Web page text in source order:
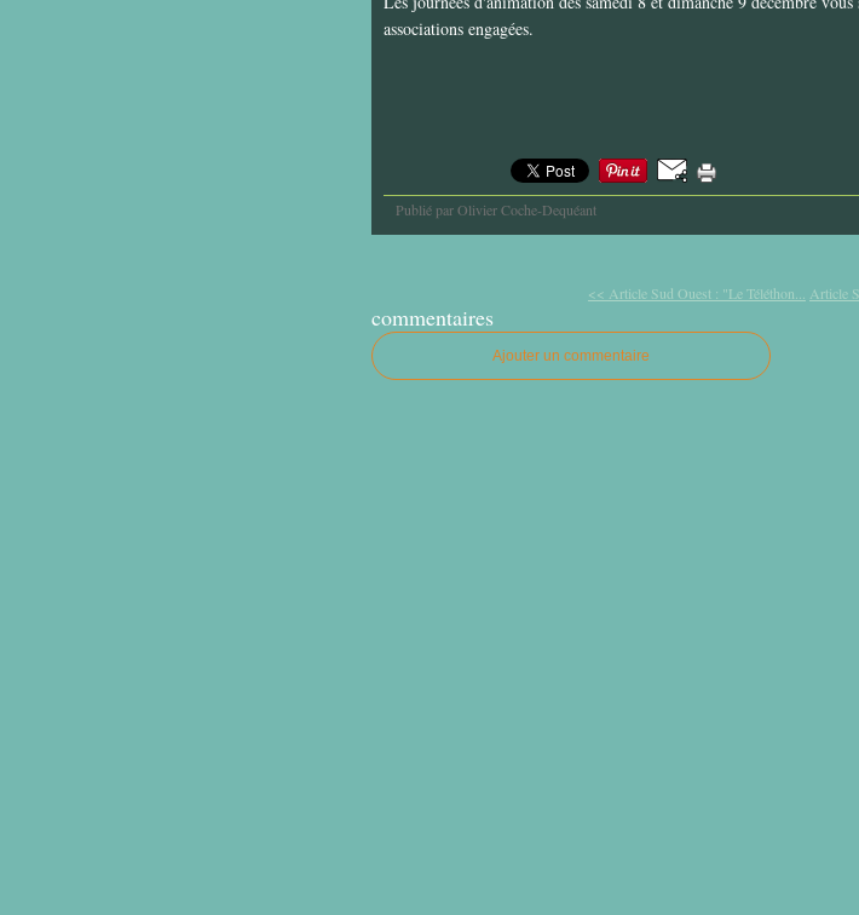
associations engagées.
Publié par Olivier Coche-Dequéant
<< Article Sud Ouest : "Le Téléthon... Article
commentaires
Ajouter un commentaire